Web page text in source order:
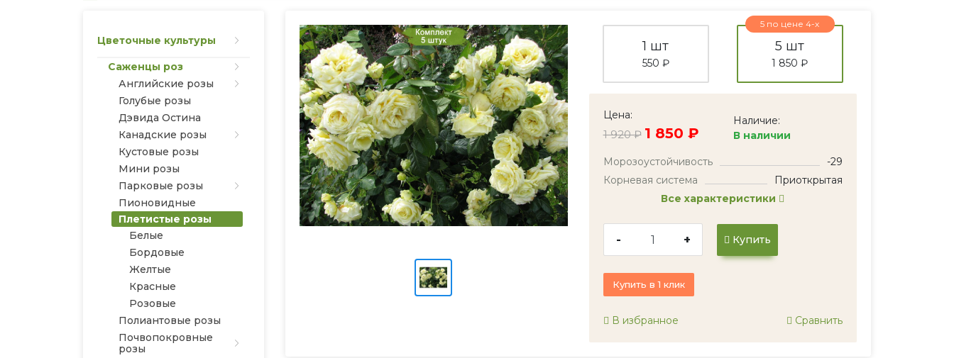
Цветочные культуры
Саженцы роз
Английские розы
Голубые розы
Дэвида Остина
Канадские розы
Кустовые розы
Мини розы
Парковые розы
Пионовидные
Плетистые розы
Белые
Бордовые
Желтые
Красные
Розовые
Полиантовые розы
Почвопокровные
розы
1 шт
550 ₽
5 по цене 4-х
5 шт
1 850 ₽
Цена:
1 920 ₽ 1 850 ₽
Наличие:
В наличии
Морозоустойчивость
-29
Корневая система
Приоткрытая
Все характеристики
- + Купить
Купить в 1 клик
В избранное Сравнить